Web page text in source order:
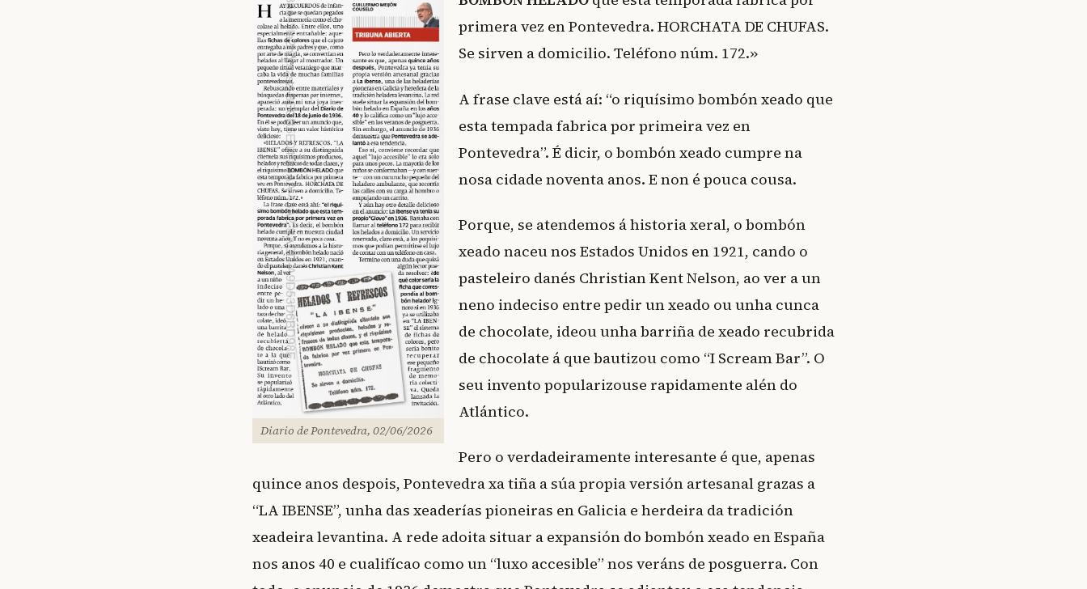
Diario de Pontevedra, 02/06/2026
primera vez en Pontevedra. HORCHATA DE CHUFAS.
Se sirven a domicilio. Teléfono núm. 172.»
A frase clave está aí: “o riquísimo bombón xeado que
esta tempada fabrica por primeira vez en
Pontevedra”. É dicir, o bombón xeado cumpre na
nosa cidade noventa anos. E non é pouca cousa.
Porque, se atendemos á historia xeral, o bombón
xeado naceu nos Estados Unidos en 1921, cando o
pasteleiro danés Christian Kent Nelson, ao ver a un
neno indeciso entre pedir un xeado ou unha cunca
de chocolate, ideou unha barriña de xeado recubrida
de chocolate á que bautizou como “I Scream Bar”. O
seu invento popularizouse rapidamente alén do
Atlántico.
Pero o verdadeiramente interesante é que, apenas
quince anos despois, Pontevedra xa tiña a súa propia versión artesanal grazas a
“LA IBENSE”, unha das xeaderías pioneiras en Galicia e herdeira da tradición
xeadeira levantina. A rede adoita situar a expansión do bombón xeado en España
nos anos 40 e cualifícao como un “luxo accesible” nos veráns de posguerra. Con